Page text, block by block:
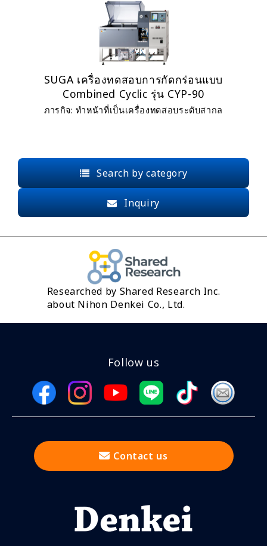
SUGA เครื่องทดสอบการกัดกร่อนแบบ
Combined Cyclic รุ่น CYP-90
ภารกิจ: ทำหน้าที่เป็นเครื่องทดสอบระดับสากล
Search by category
Inquiry
Researched by Shared Research Inc.
about Nihon Denkei Co., Ltd.
Follow us
Contact us